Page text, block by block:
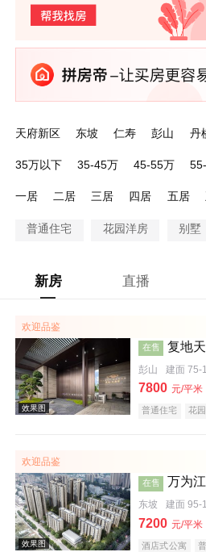
天府新区 东坡 仁寿 彭山 丹
35万以下 35-45万 45-55万
一居
二居 三居 四居 五居
普通住宅 花园洋房 别墅
新房 直播
欢迎品鉴
在售 复地
彭山 建面 75-
7800 元/平米
普通住宅 花
欢迎品鉴
在售 万为
东坡 建面 95-
7200 元/平米
酒店式公寓